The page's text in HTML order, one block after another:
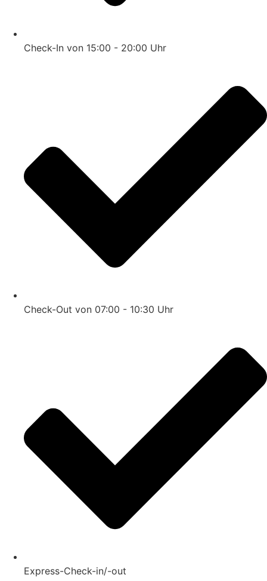
Check-In von 15:00 - 20:00 Uhr
Check-Out von 07:00 - 10:30 Uhr
Express-Check-in/-out